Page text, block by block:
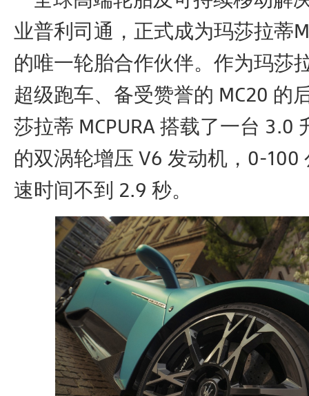
业普利司通，正式成为玛莎拉蒂
的唯一轮胎合作伙伴。作为玛莎
超级跑车、备受赞誉的 MC20 的
莎拉蒂 MCPURA 搭载了一台 3.0
的双涡轮增压 V6 发动机，0-100
速时间不到 2.9 秒。